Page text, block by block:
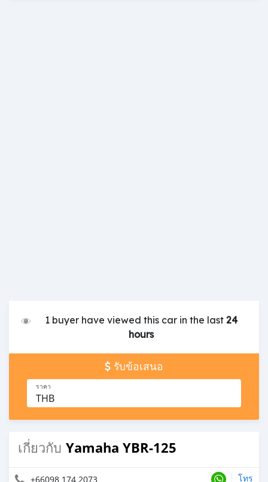
1 buyer have viewed this car in the last24
hours
รับข้อเสนอ
ราคา
THB
เกี่ยวกับ Yamaha YBR-125
+66098 174 2073 โทร